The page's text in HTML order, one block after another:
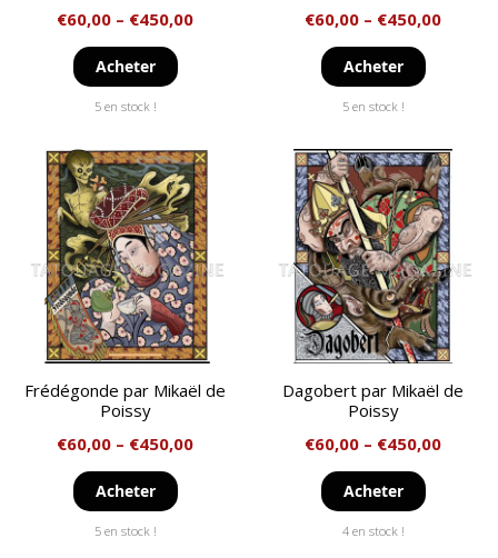
€60,00 – €450,00
Acheter
5 en stock !
€60,00 – €450,00
Acheter
5 en stock !
Frédégonde par Mikaël de
Poissy
€60,00 – €450,00
Acheter
5 en stock !
Dagobert par Mikaël de
Poissy
€60,00 – €450,00
Acheter
4 en stock !